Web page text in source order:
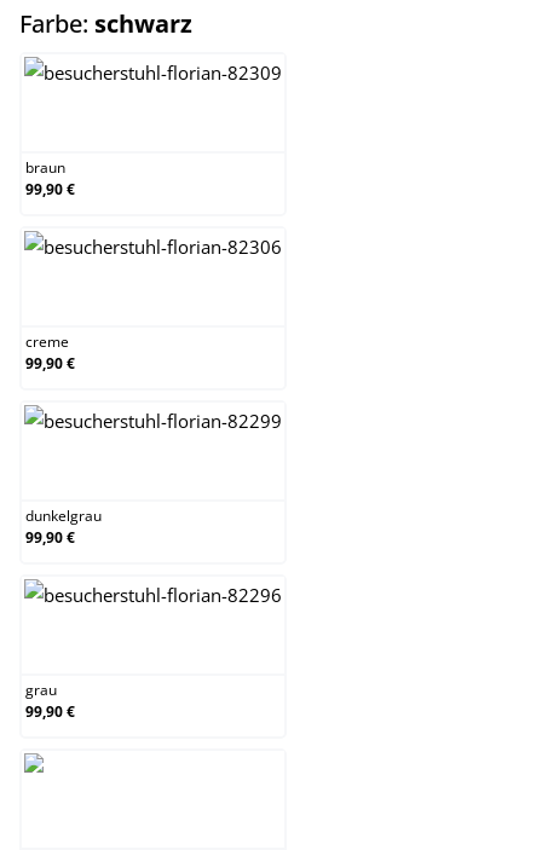
Farbe: schwarzauswählen
braun
99,90 €
creme
99,90 €
dunkelgrau
99,90 €
grau
99,90 €